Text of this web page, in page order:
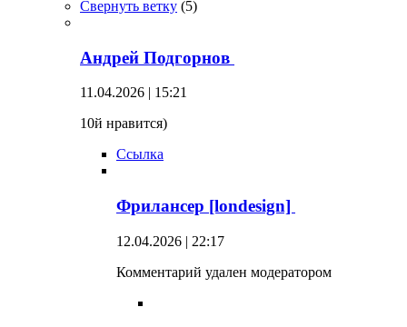
Свернуть ветку (5)
Андрей Подгорнов
11.04.2026 | 15:21
10й нравится)
Ссылка
Фрилансер [londesign]
12.04.2026 | 22:17
Комментарий удален модератором